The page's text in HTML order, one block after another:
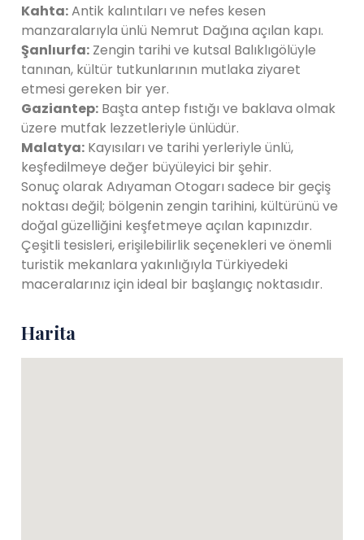
Kahta:Antik kalıntıları ve nefes kesen
manzaralarıyla ünlü Nemrut Dağına açılan kapı.
Şanlıurfa: Zengin tarihi ve kutsal Balıklıgölüyle
tanınan, kültür tutkunlarının mutlaka ziyaret
etmesi gereken bir yer.
Gaziantep: Başta antep fıstığı ve baklava olmak
üzere mutfak lezzetleriyle ünlüdür.
Malatya: Kayısıları ve tarihi yerleriyle ünlü,
keşfedilmeye değer büyüleyici bir şehir.
Sonuç olarak Adıyaman Otogarı sadece bir geçiş
noktası değil; bölgenin zengin tarihini, kültürünü ve
doğal güzelliğini keşfetmeye açılan kapınızdır.
Çeşitli tesisleri, erişilebilirlik seçenekleri ve önemli
turistik mekanlara yakınlığıyla Türkiyedeki
maceralarınız için ideal bir başlangıç ​​noktasıdır.
Harita